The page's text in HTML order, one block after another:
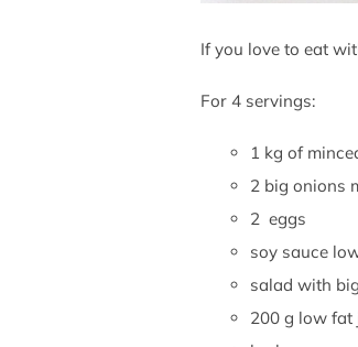
If you love to eat
For 4 servings:
1 kg of
2 big onions
2 eggs
soy sauce
salad with
200 g low fat